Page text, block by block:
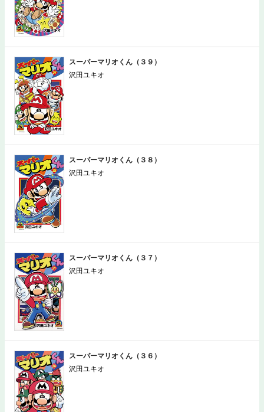
スーパーマリオくん（３９）
沢田ユキオ
スーパーマリオくん（３８）
沢田ユキオ
スーパーマリオくん（３７）
沢田ユキオ
スーパーマリオくん（３６）
沢田ユキオ